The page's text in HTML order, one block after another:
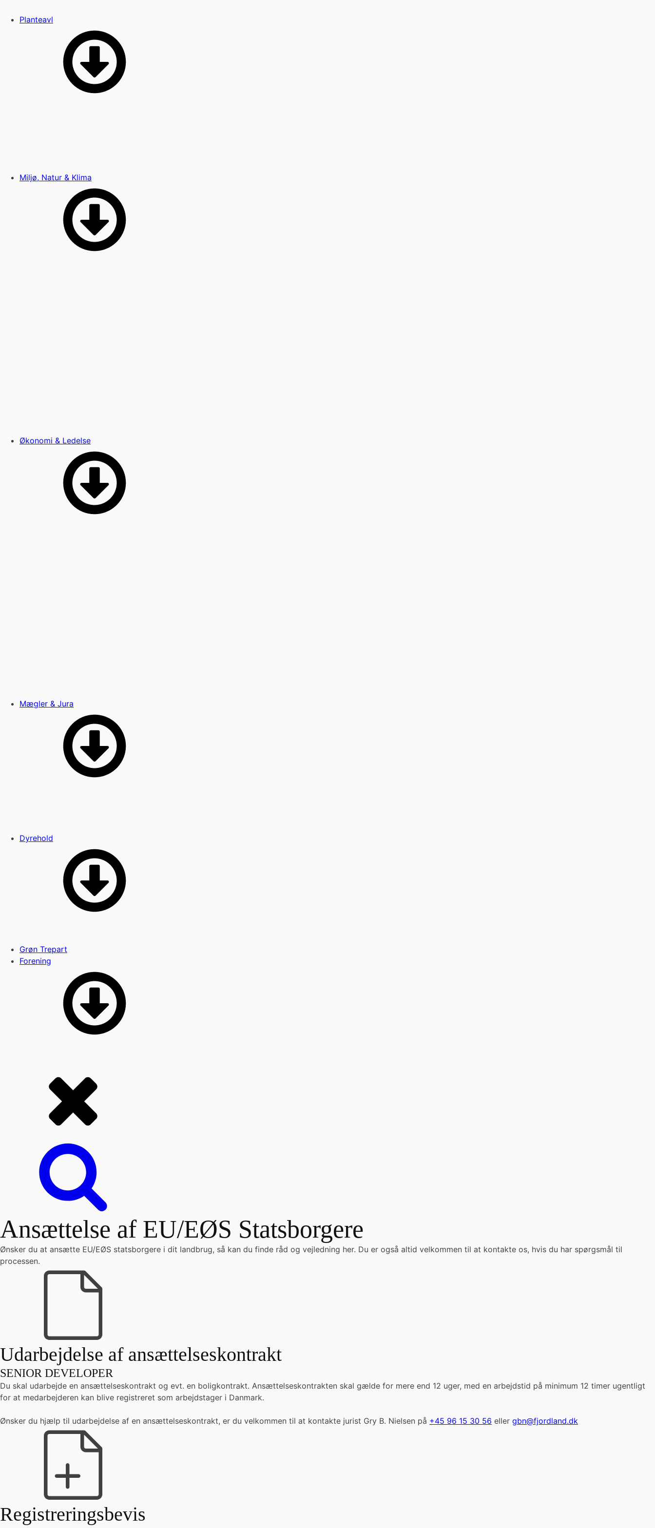
Planteavl
Miljø, Natur & Klima
Økonomi & Ledelse
Mægler & Jura
Dyrehold
Grøn Trepart
Forening
Ansættelse af EU/EØS Statsborgere
Ønsker du at ansætte EU/EØS statsborgere i dit landbrug, så kan du finde råd og vejledning her. Du er også altid velkommen til at kontakte os, hvis du har spørgsmål til
processen.
Udarbejdelse af ansættelseskontrakt
SENIOR DEVELOPER
Du skal udarbejde en ansættelseskontrakt og evt. en boligkontrakt. Ansættelseskontrakten skal gælde for mere end 12 uger, med en arbejdstid på minimum 12 timer ugentligt
for at medarbejderen kan blive registreret som arbejdstager i Danmark.
Ønsker du hjælp til udarbejdelse af en ansættelseskontrakt, er du velkommen til at kontakte jurist Gry B. Nielsen på +45 96 15 30 56 eller gbn@fjordland.dk
Registreringsbevis